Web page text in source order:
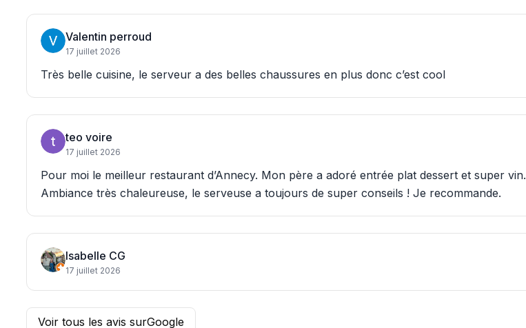
Valentin perroud
17 juillet 2026
Très belle cuisine, le serveur a des belles chaussures en plus donc c’est cool
teo voire
17 juillet 2026
Pour moi le meilleur restaurant d’Annecy. Mon père a adoré entrée plat dessert et super vin.
Ambiance très chaleureuse, le serveuse a toujours de super conseils ! Je recommande.
Isabelle CG
17 juillet 2026
Voir tous les avis surGoogle